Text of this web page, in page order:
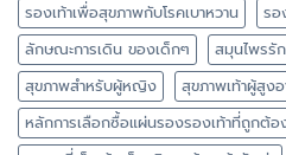
รองเท้าเพื่อสุขภาพกับโรคเบาหวาน
รอ
ลักษณะการเดิน ของเด็กๆ
สมุนไพรรัก
สุขภาพสำหรับผู้หญิง
สุขภาพเท้าผู้สูง
หลักการเลือกซื้อแผ่นรองรองเท้าที่ถูกต้อ